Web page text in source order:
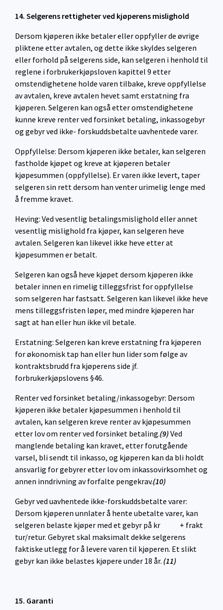
14. Selgerens rettigheter ved kjøperens mislighold
Dersom kjøperen ikke betaler eller oppfyller de øvrige
pliktene etter avtalen, og dette ikke skyldes selgeren
eller forhold på selgerens side, kan selgeren i henhold til
reglene i forbrukerkjøpsloven kapittel 9 etter
omstendighetene holde varen tilbake, kreve oppfyllelse
av avtalen, kreve avtalen hevet samt erstatning fra
kjøperen. Selgeren kan også etter omstendighetene
kunne kreve renter ved forsinket betaling, inkassogebyr
og gebyr ved ikke- forskuddsbetalte uavhentede varer.
Oppfyllelse: Dersom kjøperen ikke betaler, kan selgeren
fastholde kjøpet og kreve at kjøperen betaler
kjøpesummen (oppfyllelse). Er varen ikke levert, taper
selgeren sin rett dersom han venter urimelig lenge med
å fremme kravet.
Heving: Ved vesentlig betalingsmislighold eller annet
vesentlig mislighold fra kjøper, kan selgeren heve
avtalen. Selgeren kan likevel ikke heve etter at
kjøpesummen er betalt.
Selgeren kan også heve kjøpet dersom kjøperen ikke
betaler innen en rimelig tilleggsfrist for oppfyllelse
som selgeren har fastsatt. Selgeren kan likevel ikke heve
mens tilleggsfristen løper, med mindre kjøperen har
sagt at han eller hun ikke vil betale.
Erstatning: Selgeren kan kreve erstatning fra kjøperen
for økonomisk tap han eller hun lider som følge av
kontraktsbrudd fra kjøperens side jf.
forbrukerkjøpslovens §46.
Renter ved forsinket betaling/inkassogebyr: Dersom
kjøperen ikke betaler kjøpesummen i henhold til
avtalen, kan selgeren kreve renter av kjøpesummen
etter lov om renter ved forsinket betaling.(9)Ved
manglende betaling kan kravet, etter forutgående
varsel, bli sendt til inkasso, og kjøperen kan da bli holdt
ansvarlig for gebyrer etter lov om inkassovirksomhet og
annen inndrivning av forfalte pengekrav.(10)
Gebyr ved uavhentede ikke-forskuddsbetalte varer:
Dersom kjøperen unnlater å hente ubetalte varer, kan
selgeren belaste kjøper med et gebyr på kr + frakt
tur/retur. Gebyret skal maksimalt dekke selgerens
faktiske utlegg for å levere varen til kjøperen. Et slikt
gebyr kan ikke belastes kjøpere under 18 år. (11)
15. Garanti